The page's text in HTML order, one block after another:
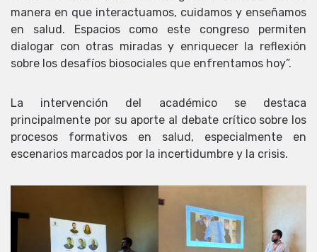
manera en que interactuamos, cuidamos y enseñamos
en salud. Espacios como este congreso permiten
dialogar con otras miradas y enriquecer la reflexión
sobre los desafíos biosociales que enfrentamos hoy”.
La intervención del académico se destaca
principalmente por su aporte al debate crítico sobre los
procesos formativos en salud, especialmente en
escenarios marcados por la incertidumbre y la crisis.